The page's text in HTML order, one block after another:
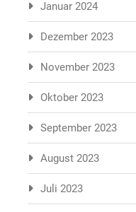
Januar 2024
Dezember 2023
November 2023
Oktober 2023
September 2023
August 2023
Juli 2023